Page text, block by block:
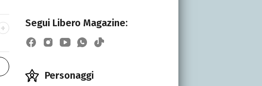
Segui Libero Magazine:
Personaggi